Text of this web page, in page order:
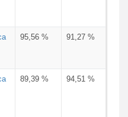
95,56 % 91,27 %
89,39 % 94,51 %